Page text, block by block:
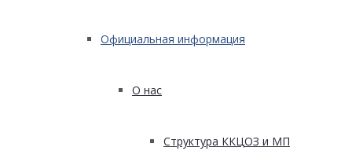
Официальная информация
О нас
Структура ККЦОЗ и МП